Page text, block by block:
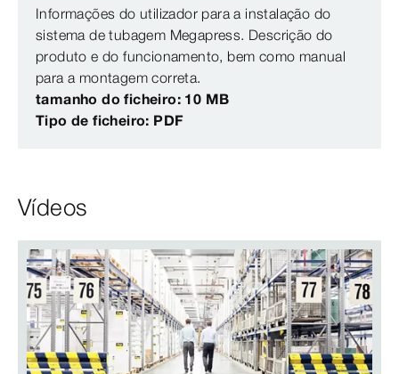
Informações do utilizador para a instalação do
sistema de tubagem Megapress. Descrição do
produto e do funcionamento, bem como manual
para a montagem correta.
tamanho do ficheiro: 10 MB
Tipo de ficheiro: PDF
Vídeos